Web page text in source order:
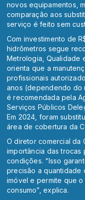
novos equipamentos,
comparação aos
serviço é feito sem
Com investimento de
hidrômetros segue
Metrologia, Qualidade
orienta que a
profissionais
anos (dependendo do
é recomendada pela
Serviços Públicos
Em 2024, foram
área de cobertura da
O diretor comercial da
importância das trocas
condições. “Isso
precisão a quantidade
imóvel e permite que
consumo”, explica.